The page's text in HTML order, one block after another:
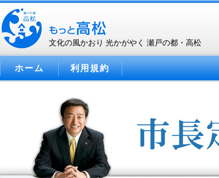
文化の風かおり 光かがやく 瀬戸の都・高松
ホーム 利用規約